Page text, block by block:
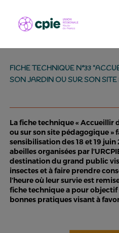
FICHE TECHNIQUE N°33
SON JARDIN OU SUR SON
La fiche technique « Accueillir
ou sur son site pédagogique »
sensibilisation des 18 et 19 juin
abeilles organisées par
destination du grand public
insectes et à faire prendre
l’heure où leur survie est
fiche technique a pour
bonnes pratiques visant à